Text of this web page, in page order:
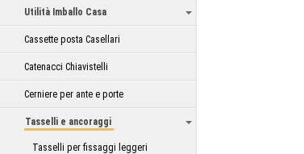
Utilità Imballo Casa
Cassette posta Casellari
Catenacci Chiavistelli
Cerniere per ante e porte
Tasselli e ancoraggi
Tasselli per fissaggi leggeri